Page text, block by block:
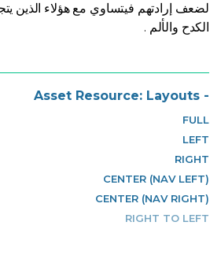
لضعف إرادتهم فيتساوي مع هؤلاء الذين
الكدح والألم .
- Asset Resource: Layouts
FULL
LEFT
RIGHT
CENTER (NAV LEFT)
CENTER (NAV RIGHT)
RIGHT TO LEFT